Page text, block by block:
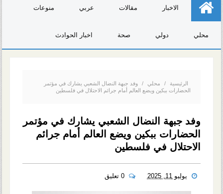
الاخبار مقالات عربي منوعات
محلي دولي صحة اخبار الحوادث
الرئيسية / محلي /
وفد جبهة النضال الشعبي يشارك في مؤتمر
الحضارات ببكين ويضع العالم أمام جرائم الاحتلال في فلسطين
وفد جبهة النضال الشعبي يشارك في مؤتمر
الحضارات ببكين ويضع العالم أمام جرائم
الاحتلال في فلسطين
يوليو 11, 2025 0 تعليق